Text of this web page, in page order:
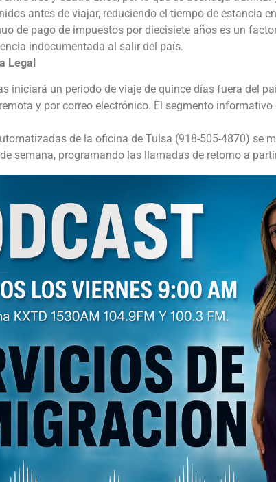
antes de viajar, reduciendo el tiempo de estancia
de pago de impuestos por diecisiete años es un
indocumentada al salir del país.
Legal
iniciará un periodo de viaje de quince días fuera del
y por correo electrónico. El segmento
de la oficina de Tulsa (918-505-4870) se
semana, programando las llamadas de retorno a